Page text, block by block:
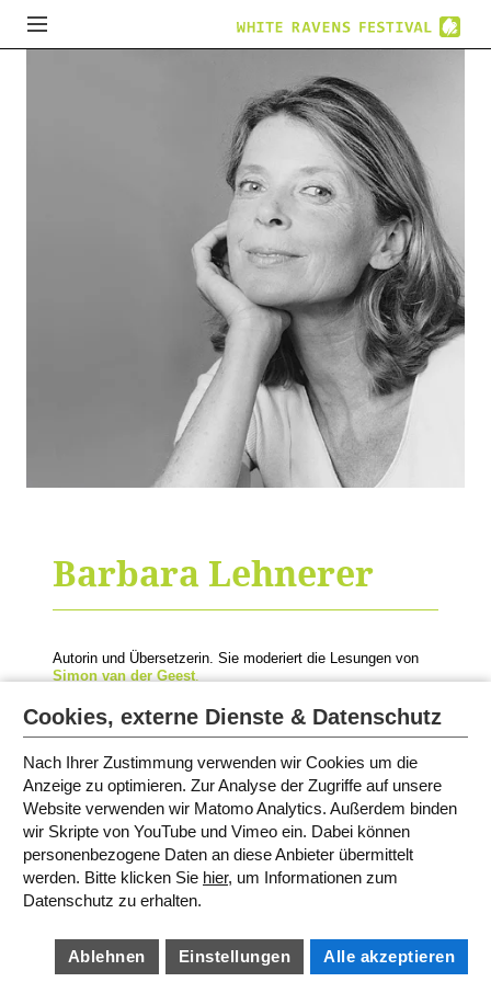
Barbara Lehnerer
Autorin und Übersetzerin. Sie moderiert die Lesungen von
Simon van der Geest.
© Foto: Privat
MODERATORINNEN UND
SPRECHERINNEN
SITEMAP
IMPRESSUM
BARRIEREFREIHEIT
COOKIE EINSTELLUNGEN
Cookies, externe Dienste & Datenschutz
Nach Ihrer Zustimmung verwenden wir Cookies um die
Anzeige zu optimieren. Zur Analyse der Zugriffe auf unsere
Website verwenden wir Matomo Analytics. Außerdem binden
wir Skripte von YouTube und Vimeo ein. Dabei können
personenbezogene Daten an diese Anbieter übermittelt
werden. Bitte klicken Sie hier, um Informationen zum
Datenschutz zu erhalten.
Ablehnen Einstellungen Alle akzeptieren